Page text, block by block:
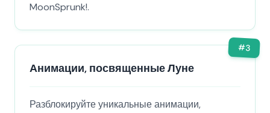
MoonSprunk!.
#3
Анимации, посвященные Луне
Разблокируйте уникальные анимации,